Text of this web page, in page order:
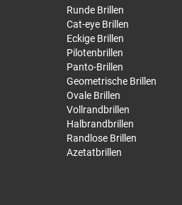
Runde Brillen
Cat-eye Brillen
Eckige Brillen
Pilotenbrillen
Panto-Brillen
Geometrische Brillen
Ovale Brillen
Vollrandbrillen
Halbrandbrillen
Randlose Brillen
Azetatbrillen